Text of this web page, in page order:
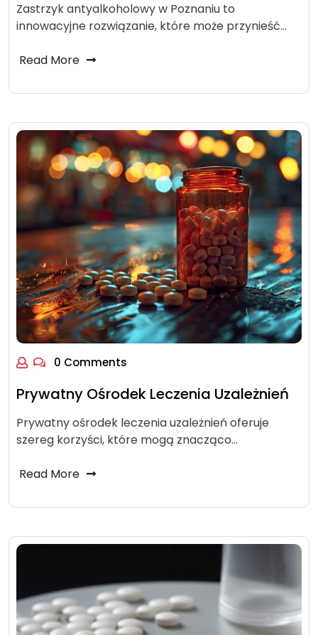
Zastrzyk antyalkoholowy w Poznaniu to
innowacyjne rozwiązanie, które może przynieść…
Read More
0 Comments
Prywatny Ośrodek Leczenia Uzależnień
Prywatny ośrodek leczenia uzależnień oferuje
szereg korzyści, które mogą znacząco…
Read More